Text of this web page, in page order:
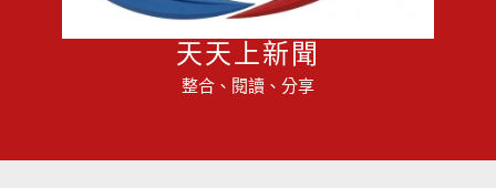
天天上新聞
整合、閱讀、分享